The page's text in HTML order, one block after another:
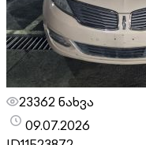
23362 ნახვა
09.07.2026